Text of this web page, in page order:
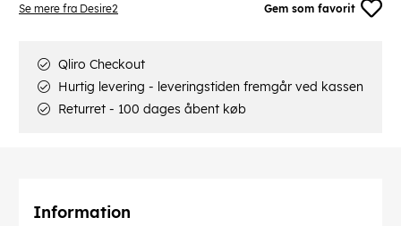
Se mere fra Desire2 Gem som favorit
Qliro Checkout
Hurtig levering - leveringstiden fremgår ved kassen
Returret - 100 dages åbent køb
Information